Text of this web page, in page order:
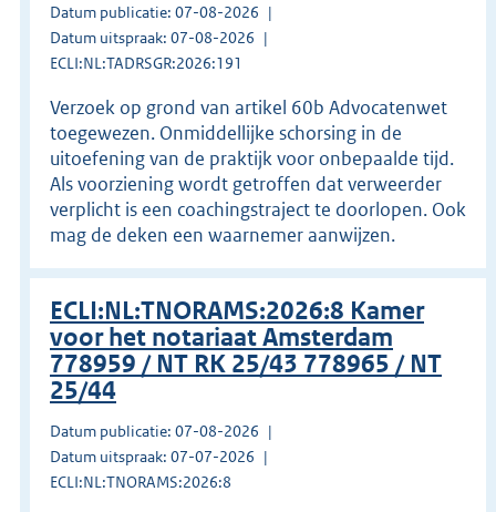
Datum publicatie: 07-08-2026
Datum uitspraak: 07-08-2026
ECLI:NL:TADRSGR:2026:191
Verzoek op grond van artikel 60b Advocatenwet
toegewezen. Onmiddellijke schorsing in de
uitoefening van de praktijk voor onbepaalde tijd.
Als voorziening wordt getroffen dat verweerder
verplicht is een coachingstraject te doorlopen. Ook
mag de deken een waarnemer aanwijzen.
ECLI:NL:TNORAMS:2026:8 Kamer
voor het notariaat Amsterdam
778959 / NT RK 25/43 778965 / NT
25/44
Datum publicatie: 07-08-2026
Datum uitspraak: 07-07-2026
ECLI:NL:TNORAMS:2026:8